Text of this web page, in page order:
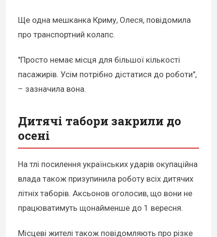
Ще одна мешканка Криму, Олеся, повідомила
про транспортний колапс.
"Просто немає місця для більшої кількості
пасажирів. Усім потрібно дістатися до роботи",
– зазначила вона.
Дитячі табори закрили до
осені
На тлі посилення українських ударів окупаційна
влада також призупинила роботу всіх дитячих
літніх таборів. Аксьонов оголосив, що вони не
працюватимуть щонайменше до 1 вересня.
Місцеві жителі також повідомляють про різке